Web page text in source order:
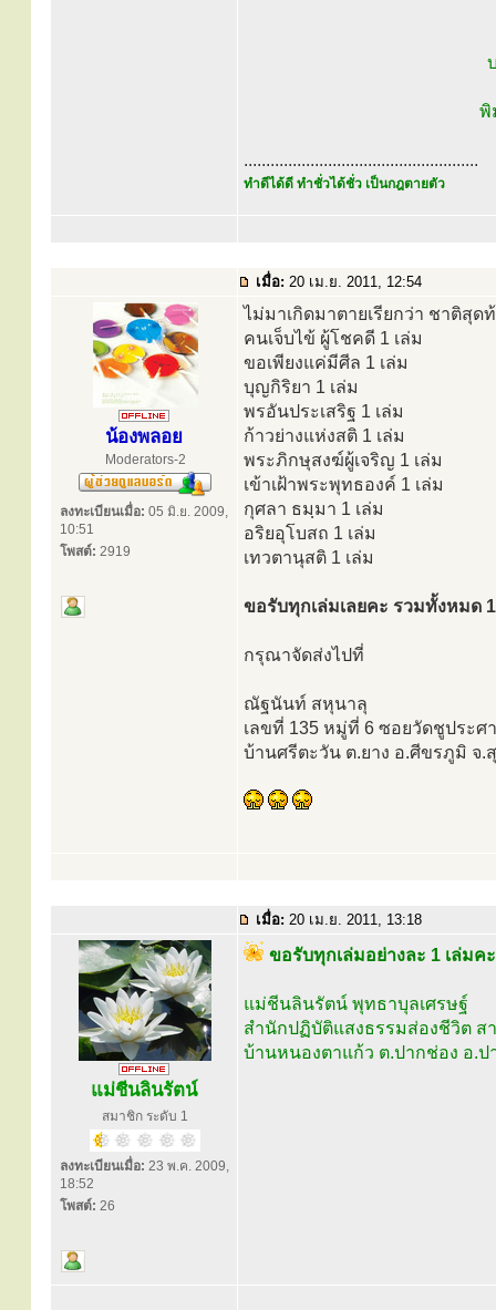
พิ
.....................................................
ทำดีได้ดี ทำชั่วได้ชั่ว เป็นกฎตายตัว
เมื่อ: 20 เม.ย. 2011, 12:54
น้องพลอย
Moderators-2
ลงทะเบียนเมื่อ: 05 มิ.ย. 2009,
10:51
โพสต์: 2919
ไม่มาเกิดมาตายเรียกว่า ชาติสุด
คนเจ็บไข้ ผู้โชคดี 1 เล่ม
ขอเพียงแค่มีศีล 1 เล่ม
บุญกิริยา 1 เล่ม
พรอันประเสริฐ 1 เล่ม
ก้าวย่างแห่งสติ 1 เล่ม
พระภิกษุสงฆ์ผู้เจริญ 1 เล่ม
เข้าเฝ้าพระพุทธองค์ 1 เล่ม
กุศลา ธมฺมา 1 เล่ม
อริยอุโบสถ 1 เล่ม
เทวตานุสติ 1 เล่ม
ขอรับทุกเล่มเลยคะ รวมทั้งหมด
กรุณาจัดส่งไปที่
ณัฐนันท์ สหุนาลุ
เลขที่ 135 หมู่ที่ 6 ซอยวัดชูประศ
บ้านศรีตะวัน ต.ยาง อ.ศีขรภูมิ จ.
เมื่อ: 20 เม.ย. 2011, 13:18
แม่ชีนลินรัตน์
สมาชิก ระดับ 1
ลงทะเบียนเมื่อ: 23 พ.ค. 2009,
18:52
โพสต์: 26
ขอรับทุกเล่มอย่างละ 1 เล่มคะ
แม่ชีนลินรัตน์ พุทธาบุลเศรษฐ์
สำนักปฏิบัติแสงธรรมส่องชีวิต ส
บ้านหนองตาแก้ว ต.ปากช่อง อ.ป